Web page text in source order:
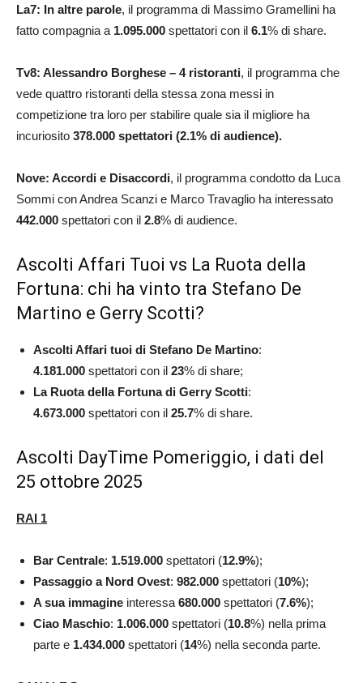
La7: In altre parole, il programma di Massimo Gramellini ha
fatto compagnia a 1.095.000 spettatori con il 6.1% di share.
Tv8: Alessandro Borghese – 4 ristoranti, il programma che
vede quattro ristoranti della stessa zona messi in
competizione tra loro per stabilire quale sia il migliore ha
incuriosito 378.000 spettatori (2.1% di audience).
Nove: Accordi e Disaccordi, il programma condotto da Luca
Sommi con Andrea Scanzi e Marco Travaglio ha interessato
442.000 spettatori con il 2.8% di audience.
Ascolti Affari Tuoi vs La Ruota della
Fortuna: chi ha vinto tra Stefano De
Martino e Gerry Scotti?
Ascolti Affari tuoi di Stefano De Martino:
4.181.000 spettatori con il 23% di share;
La Ruota della Fortuna di Gerry Scotti:
4.673.000 spettatori con il 25.7% di share.
Ascolti DayTime Pomeriggio, i dati del
25 ottobre 2025
RAI 1
Bar Centrale: 1.519.000 spettatori (12.9%);
Passaggio a Nord Ovest: 982.000 spettatori (10%);
A sua immagine interessa 680.000 spettatori (7.6%);
Ciao Maschio: 1.006.000 spettatori (10.8%) nella prima
parte e 1.434.000 spettatori (14%) nella seconda parte.